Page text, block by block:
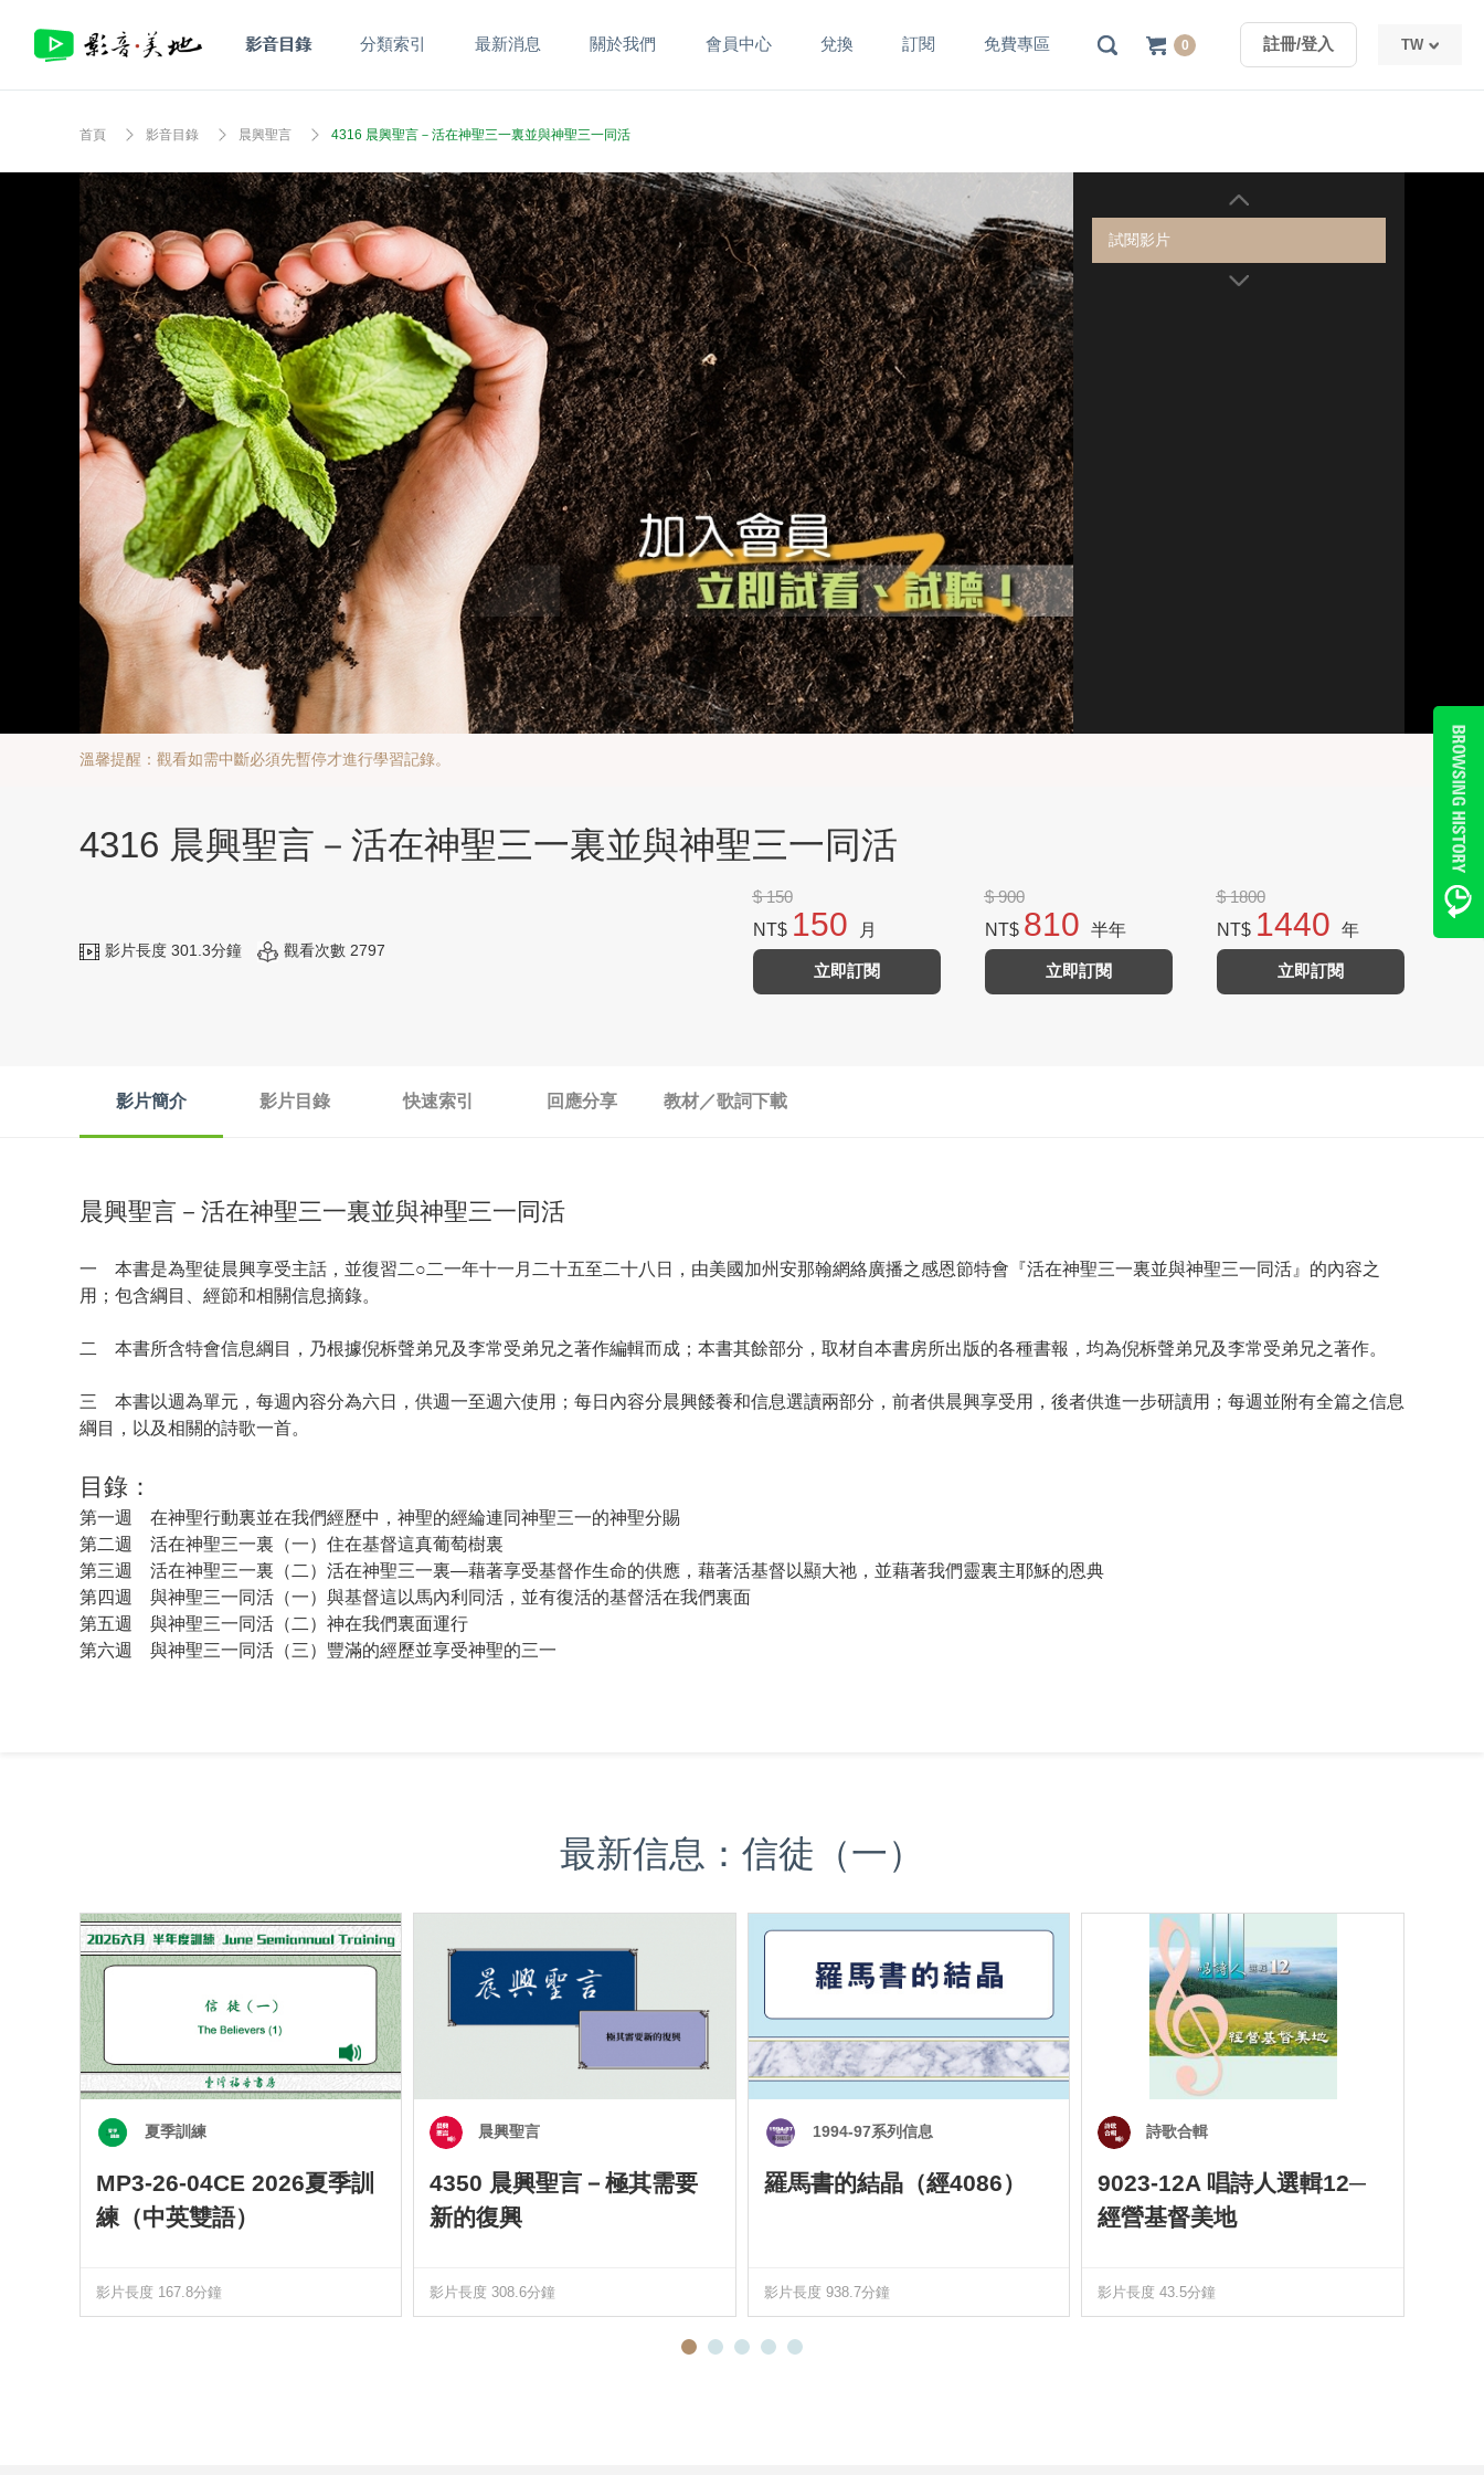
TW
TW
影音目錄 分類索引 最新消息 關於我們 會員中心 兌換 訂閱 免費專區 0 註冊/登入
首頁 影音目錄 晨興聖言 4316 晨興聖言－活在神聖三一裏並與神聖三一同活
試閱影片
溫馨提醒：觀看如需中斷必須先暫停才進行學習記錄。
4316 晨興聖言－活在神聖三一裏並與神聖三一同活
影片長度 301.3分鐘 觀看次數 2797
$ 150
NT$ 150 月
立即訂閱
$ 900
NT$ 810 半年
立即訂閱
$ 1800
NT$ 1440 年
立即訂閱
影片簡介 影片目錄 快速索引 回應分享 教材／歌詞下載
晨興聖言－活在神聖三一裏並與神聖三一同活
一 本書是為聖徒晨興享受主話，並復習二○二一年十一月二十五至二十八日，由美國加州安那翰網絡廣播之感恩節特會『活在神聖三一裏並與神聖三一同活』的內容之
用；包含綱目、經節和相關信息摘錄。
二 本書所含特會信息綱目，乃根據倪柝聲弟兄及李常受弟兄之著作編輯而成；本書其餘部分，取材自本書房所出版的各種書報，均為倪柝聲弟兄及李常受弟兄之著作。
三 本書以週為單元，每週內容分為六日，供週一至週六使用；每日內容分晨興餧養和信息選讀兩部分，前者供晨興享受用，後者供進一步研讀用；每週並附有全篇之信息
綱目，以及相關的詩歌一首。
目錄：
第一週 在神聖行動裏並在我們經歷中，神聖的經綸連同神聖三一的神聖分賜
第二週 活在神聖三一裏（一）住在基督這真葡萄樹裏
第三週 活在神聖三一裏（二）活在神聖三一裏—藉著享受基督作生命的供應，藉著活基督以顯大祂，並藉著我們靈裏主耶穌的恩典
第四週 與神聖三一同活（一）與基督這以馬內利同活，並有復活的基督活在我們裏面
第五週 與神聖三一同活（二）神在我們裏面運行
第六週 與神聖三一同活（三）豐滿的經歷並享受神聖的三一
最新信息：信徒（一）
夏季訓練
MP3-26-04CE 2026夏季訓
練（中英雙語）
影片長度 167.8分鐘
晨興聖言
4350 晨興聖言－極其需要
新的復興
影片長度 308.6分鐘
1994-97系列信息
羅馬書的結晶（經4086）
影片長度 938.7分鐘
詩歌合輯
9023-12A 唱詩人選輯12─
經營基督美地
影片長度 43.5分鐘